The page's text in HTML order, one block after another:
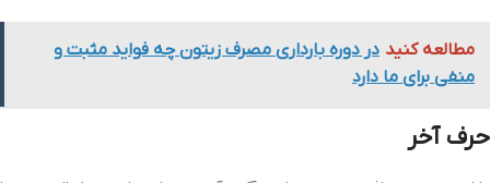
مطالعه کنید در دوره بارداری مصرف زیتون چه فواید مثبت و
منفی برای ما دارد
حرف آخر